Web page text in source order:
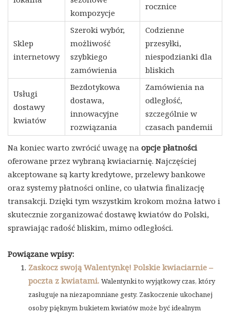
kompozycje
rocznice
Sklep
internetowy
Szeroki wybór,
możliwość
szybkiego
zamówienia
Codzienne
przesyłki,
niespodzianki dla
bliskich
Usługi
dostawy
kwiatów
Bezdotykowa
dostawa,
innowacyjne
rozwiązania
Zamówienia na
odległość,
szczególnie w
czasach pandemii
Na koniec warto zwrócić uwagę na opcje płatności
oferowane przez wybraną kwiaciarnię. Najczęściej
akceptowane są karty kredytowe, przelewy bankowe
oraz systemy płatności online, co ułatwia finalizację
transakcji. Dzięki tym wszystkim krokom można łatwo i
skutecznie zorganizować dostawę kwiatów do Polski,
sprawiając radość bliskim, mimo odległości.
Powiązane wpisy:
Zaskocz swoją Walentynkę! Polskie kwiaciarnie –
poczta z kwiatami. Walentynki to wyjątkowy czas, który
zasługuje na niezapomniane gesty. Zaskoczenie ukochanej
osoby pięknym bukietem kwiatów może być idealnym